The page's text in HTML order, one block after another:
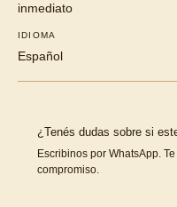
inmediato
IDIOMA
Español
¿Tenés dudas sobre si
Escribinos por WhatsApp.
compromiso.